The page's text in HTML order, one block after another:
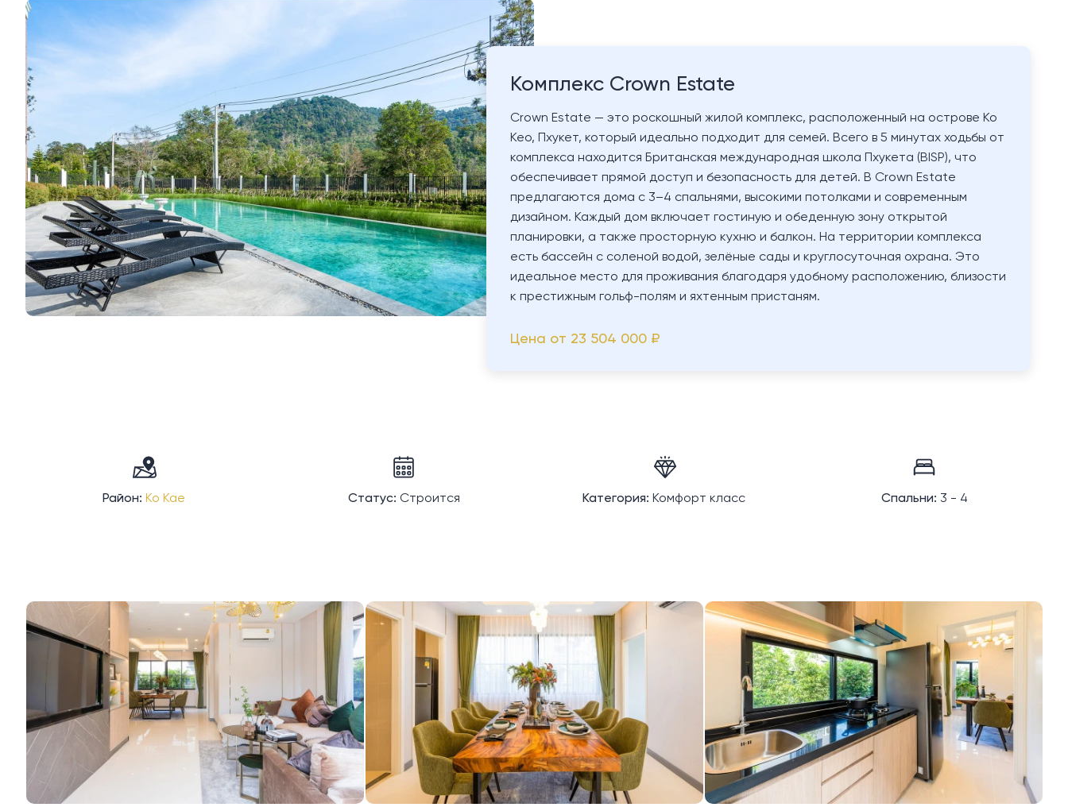
Комплекс Crown Estate
Crown Estate — это роскошный жилой комплекс, расположенный на острове Ко
Кео, Пхукет, который идеально подходит для семей. Всего в 5 минутах ходьбы от
комплекса находится Британская международная школа Пхукета (BISP), что
обеспечивает прямой доступ и безопасность для детей. В Crown Estate
предлагаются дома с 3–4 спальнями, высокими потолками и современным
дизайном. Каждый дом включает гостиную и обеденную зону открытой
планировки, а также просторную кухню и балкон. На территории комплекса
есть бассейн с соленой водой, зелёные сады и круглосуточная охрана. Это
идеальное место для проживания благодаря удобному расположению, близости
к престижным гольф-полям и яхтенным пристаням.
Цена от 23 504 000 ₽
Район: Ко Кае Статус: Строится Категория: Комфорт класс Спальни: 3 - 4